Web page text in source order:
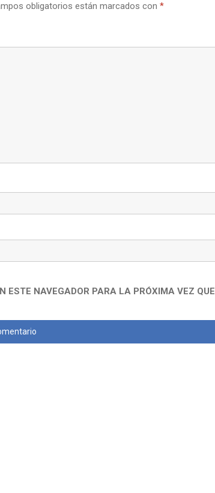
obligatorios están marcados con *
ESTE NAVEGADOR PARA LA PRÓXIMA VEZ QUE